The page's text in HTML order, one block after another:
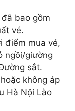
bao gồm
vé.
điểm mua vé,
ngồi/giường
sắt.
không áp
Hà Nội Lào